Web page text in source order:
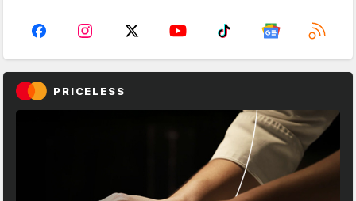
PRICELESS